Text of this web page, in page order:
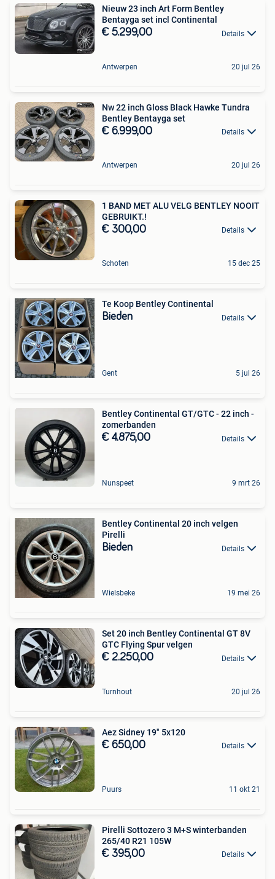
Nieuw 23 inch Art Form Bentley
Bentayga set incl Continental
€ 5.299,00 Details
Antwerpen 20 jul 26
Nw 22 inch Gloss Black Hawke Tundra
Bentley Bentayga set
€ 6.999,00 Details
Antwerpen 20 jul 26
1 BAND MET ALU VELG BENTLEY NOOIT
GEBRUIKT.!
€ 300,00 Details
Schoten 15 dec 25
Te Koop Bentley Continental
Bieden Details
Gent 5 jul 26
Bentley Continental GT/GTC - 22 inch -
zomerbanden
€ 4.875,00 Details
Nunspeet 9 mrt 26
Bentley Continental 20 inch velgen
Pirelli
Bieden Details
Wielsbeke 19 mei 26
Set 20 inch Bentley Continental GT 8V
GTC Flying Spur velgen
€ 2.250,00 Details
Turnhout 20 jul 26
Aez Sidney 19" 5x120
€ 650,00 Details
Puurs 11 okt 21
Pirelli Sottozero 3 M+S winterbanden
265/40 R21 105W
€ 395,00 Details